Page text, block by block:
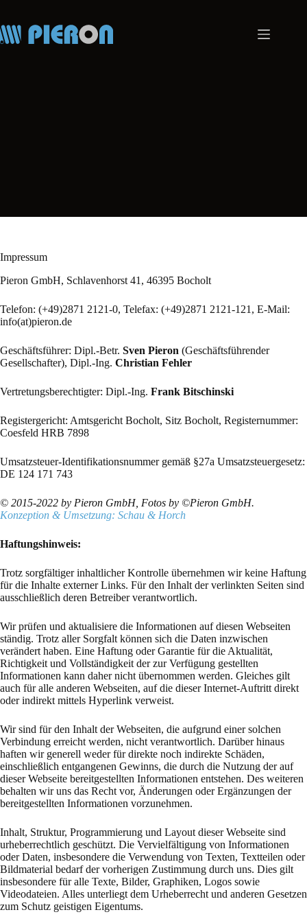
springen
Impressum
Pieron GmbH, Schlavenhorst 41, 46395 Bocholt
Telefon: (+49)2871 2121-0, Telefax: (+49)2871 2121-121, E-Mail:
info(at)pieron.de
Geschäftsführer: Dipl.-Betr. Sven Pieron (Geschäftsführender
Gesellschafter), Dipl.-Ing. Christian Fehler
Vertretungsberechtigter: Dipl.-Ing. Frank Bitschinski
Registergericht: Amtsgericht Bocholt, Sitz Bocholt, Registernummer:
Coesfeld HRB 7898
Umsatzsteuer-Identifikationsnummer gemäß §27a Umsatzsteuergesetz:
DE 124 171 743
© 2015-2022 by Pieron GmbH, Fotos by ©Pieron GmbH.
Konzeption & Umsetzung: Schau & Horch
Haftungshinweis:
Trotz sorgfältiger inhaltlicher Kontrolle übernehmen wir keine Haftung
für die Inhalte externer Links. Für den Inhalt der verlinkten Seiten sind
ausschließlich deren Betreiber verantwortlich.
Wir prüfen und aktualisiere die Informationen auf diesen Webseiten
ständig. Trotz aller Sorgfalt können sich die Daten inzwischen
verändert haben. Eine Haftung oder Garantie für die Aktualität,
Richtigkeit und Vollständigkeit der zur Verfügung gestellten
Informationen kann daher nicht übernommen werden. Gleiches gilt
auch für alle anderen Webseiten, auf die dieser Internet-Auftritt direkt
oder indirekt mittels Hyperlink verweist.
Wir sind für den Inhalt der Webseiten, die aufgrund einer solchen
Verbindung erreicht werden, nicht verantwortlich. Darüber hinaus
haften wir generell weder für direkte noch indirekte Schäden,
einschließlich entgangenen Gewinns, die durch die Nutzung der auf
dieser Webseite bereitgestellten Informationen entstehen. Des weiteren
behalten wir uns das Recht vor, Änderungen oder Ergänzungen der
bereitgestellten Informationen vorzunehmen.
Inhalt, Struktur, Programmierung und Layout dieser Webseite sind
urheberrechtlich geschützt. Die Vervielfältigung von Informationen
oder Daten, insbesondere die Verwendung von Texten, Textteilen oder
Bildmaterial bedarf der vorherigen Zustimmung durch uns. Dies gilt
insbesondere für alle Texte, Bilder, Graphiken, Logos sowie
Videodateien. Alles unterliegt dem Urheberrecht und anderen Gesetzen
zum Schutz geistigen Eigentums.